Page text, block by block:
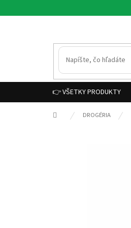
na
👉 VŠETKY PRODUKTY
Domov DROGÉRIA